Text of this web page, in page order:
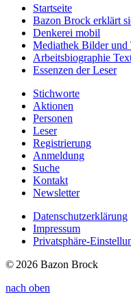
Startseite
Bazon Brock erklärt
Denkerei mobil
Mediathek Bilder und
Arbeitsbiographie
Essenzen der Leser
Stichworte
Aktionen
Personen
Leser
Registrierung
Anmeldung
Suche
Kontakt
Newsletter
Datenschutzerklärung
Impressum
Privatsphäre-
© 2026 Bazon Brock
nach oben